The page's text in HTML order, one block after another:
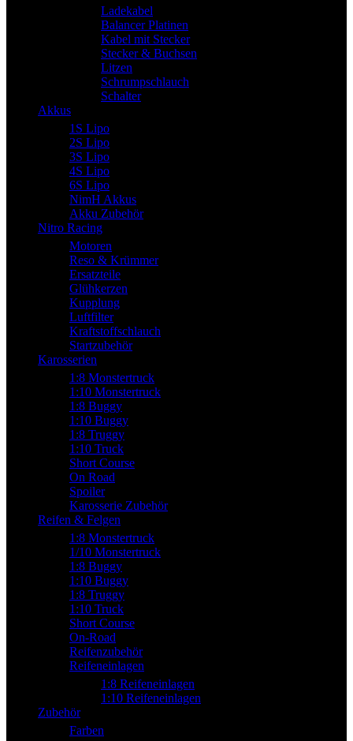
Ladekabel
Balancer Platinen
Kabel mit Stecker
Stecker & Buchsen
Litzen
Schrumpschlauch
Schalter
Akkus
1S Lipo
2S Lipo
3S Lipo
4S Lipo
6S Lipo
NimH Akkus
Akku Zubehör
Nitro Racing
Motoren
Reso & Krümmer
Ersatzteile
Glühkerzen
Kupplung
Luftfilter
Kraftstoffschlauch
Startzubehör
Karosserien
1:8 Monstertruck
1:10 Monstertruck
1:8 Buggy
1:10 Buggy
1:8 Truggy
1:10 Truck
Short Course
On Road
Spoiler
Karosserie Zubehör
Reifen & Felgen
1:8 Monstertruck
1/10 Monstertruck
1:8 Buggy
1:10 Buggy
1:8 Truggy
1:10 Truck
Short Course
On-Road
Reifenzubehör
Reifeneinlagen
1:8 Reifeneinlagen
1:10 Reifeneinlagen
Zubehör
Farben